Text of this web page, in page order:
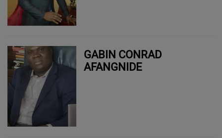
GABIN CONRAD
AFANGNIDE